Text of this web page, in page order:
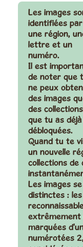
Les images
identifiées par
une région,
lettre et un
numéro.
Il est
de noter que
ne peux
des images
des collections
que tu as déjà
débloquées.
Quand tu te
un nouvelle
collections
Les images
distinctes :
extrêmement
marquées
numérotées